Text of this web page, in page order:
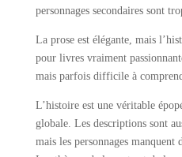
personnages secondaires sont
La prose est élégante, mais
pour livres vraiment
mais parfois difficile à
L’histoire est une véritable
globale. Les descriptions sont
mais les personnages